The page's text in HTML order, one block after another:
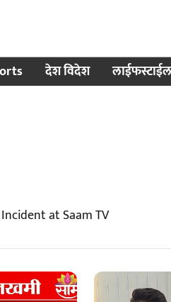
देश विदेश लाईफस्टाईल
at Saam TV